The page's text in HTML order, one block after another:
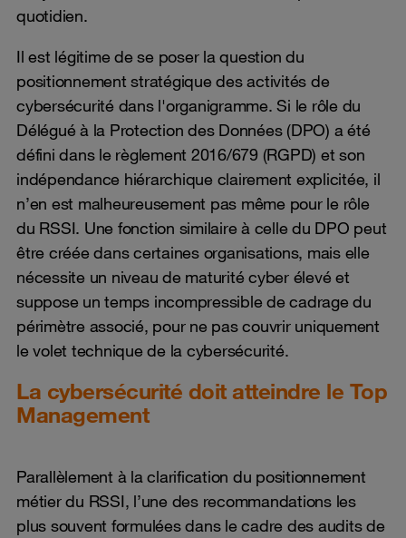
quotidien.
Il est légitime de se poser la question du
positionnement stratégique des activités de
cybersécurité dans l'organigramme. Si le rôle du
Délégué à la Protection des Données (DPO) a été
défini dans le règlement 2016/679 (RGPD) et son
indépendance hiérarchique clairement explicitée, il
n’en est malheureusement pas même pour le rôle
du RSSI. Une fonction similaire à celle du DPO peut
être créée dans certaines organisations, mais elle
nécessite un niveau de maturité cyber élevé et
suppose un temps incompressible de cadrage du
périmètre associé, pour ne pas couvrir uniquement
le volet technique de la cybersécurité.
La cybersécurité doit atteindre le Top
Management
Parallèlement à la clarification du positionnement
métier du RSSI, l’une des recommandations les
plus souvent formulées dans le cadre des audits de